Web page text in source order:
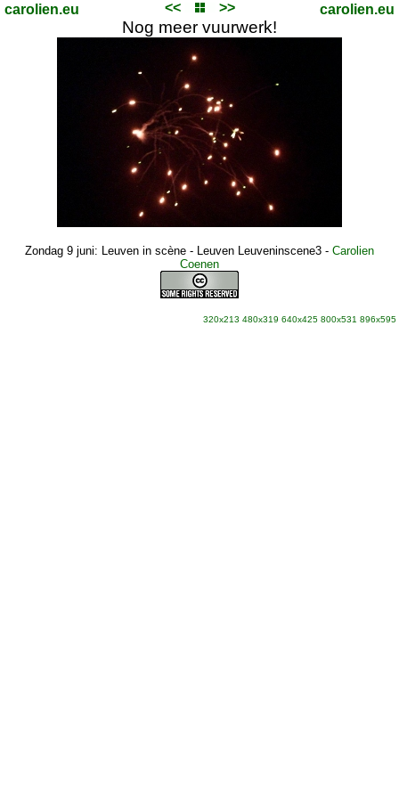
carolien.eu << >> carolien.eu
Nog meer vuurwerk!
Zondag 9 juni: Leuven in scène - Leuven Leuveninscene3 - Carolien
Coenen
320x213 480x319 640x425 800x531 896x595